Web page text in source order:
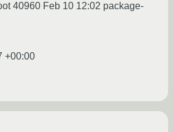
40960 Feb 10 12:02 package-
+00:00